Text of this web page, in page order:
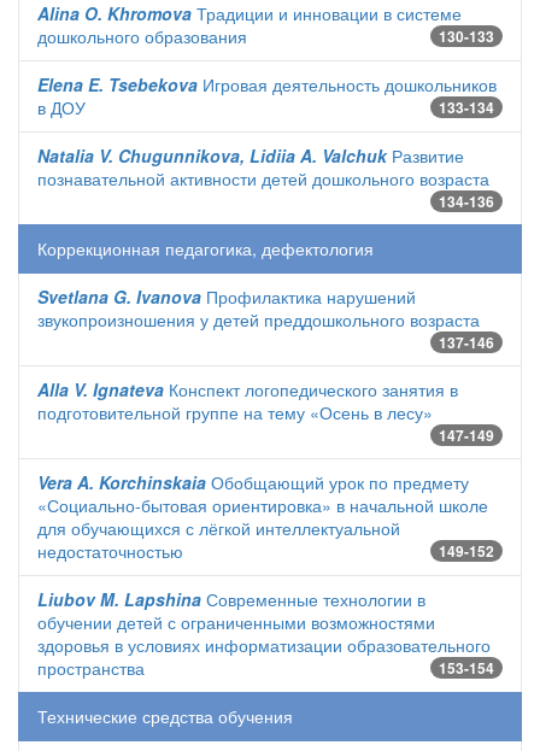
Alina O. Khromova Традиции и инновации в системе
дошкольного образования
130-133
Elena E. Tsebekova Игровая деятельность дошкольников
в ДОУ
133-134
Natalia V. Chugunnikova, Lidiia A. ValchukРазвитие
познавательной активности детей дошкольного возраста
134-136
Коррекционная педагогика, дефектология
Svetlana G. Ivanova Профилактика нарушений
звукопроизношения у детей преддошкольного возраста
137-146
Alla V. Ignateva Конспект логопедического занятия в
подготовительной группе на тему «Осень в лесу»
147-149
Vera A. Korchinskaia Обобщающий урок по предмету
«Социально-бытовая ориентировка» в начальной школе
для обучающихся с лёгкой интеллектуальной
недостаточностью
149-152
Liubov M. Lapshina Современные технологии в
обучении детей с ограниченными возможностями
здоровья в условиях информатизации образовательного
пространства
153-154
Технические средства обучения